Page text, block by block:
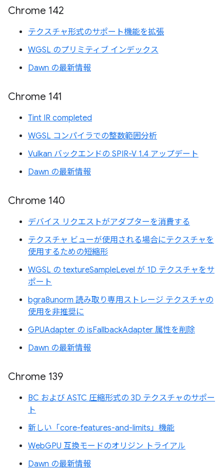
Chrome 142
テクスチャ形式のサポート機能を拡張
WGSL のプリミティブ インデックス
Dawn の最新情報
Chrome 141
Tint IR completed
WGSL コンパイラでの整数範囲分析
Vulkan バックエンドの SPIR-V 1.4 アップデート
Dawn の最新情報
Chrome 140
デバイス リクエストがアダプターを消費する
テクスチャ ビューが使用される場合にテクスチャを
使用するための短縮形
WGSL の textureSampleLevel が 1D テクスチャをサ
ポート
bgra8unorm 読み取り専用ストレージ テクスチャの
使用を非推奨に
GPUAdapter の isFallbackAdapter 属性を削除
Dawn の最新情報
Chrome 139
BC および ASTC 圧縮形式の 3D テクスチャのサポー
ト
新しい「core-features-and-limits」機能
WebGPU 互換モードのオリジン トライアル
Dawn の最新情報